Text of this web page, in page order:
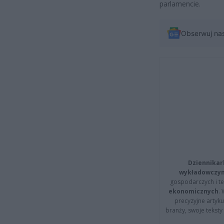
parlamencie.
Obserwuj
gospodarczych i
ekonomicznych.
precyzyjne
branży, swoje